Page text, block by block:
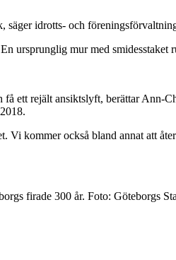
idrotts- och
ursprunglig mur med
ett rejält ansiktslyft, berättar
kommer också bland annat att
firade 300 år. Foto: Göteborgs